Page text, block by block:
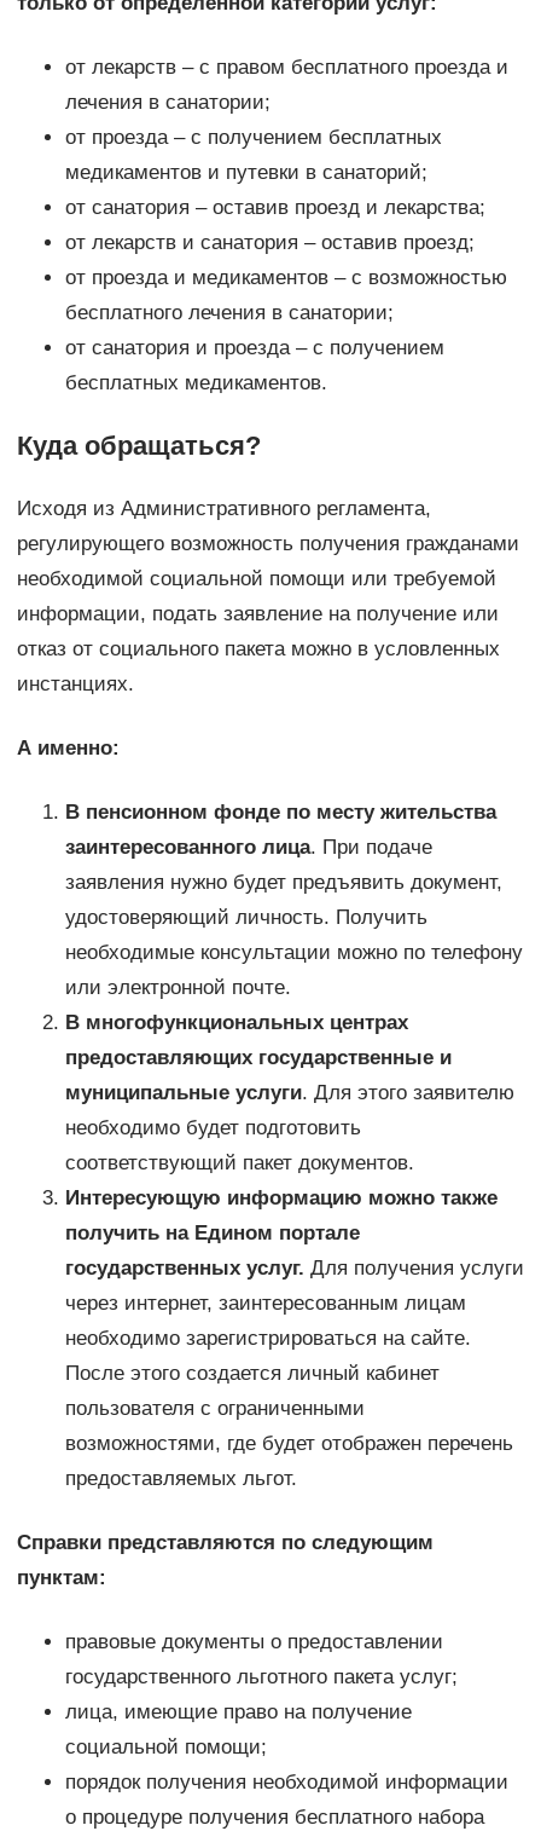
от лекарств – с правом бесплатного проезда и
лечения в санатории;
от проезда – с получением бесплатных
медикаментов и путевки в санаторий;
от санатория – оставив проезд и лекарства;
от лекарств и санатория – оставив проезд;
от проезда и медикаментов – с возможностью
бесплатного лечения в санатории;
от санатория и проезда – с получением
бесплатных медикаментов.
Куда обращаться?
Исходя из Административного регламента,
регулирующего возможность получения гражданами
необходимой социальной помощи или требуемой
информации, подать заявление на получение или
отказ от социального пакета можно в условленных
инстанциях.
А именно:
В пенсионном фонде по месту жительства
заинтересованного лица. При подаче
заявления нужно будет предъявить документ,
удостоверяющий личность. Получить
необходимые консультации можно по телефону
или электронной почте.
В многофункциональных центрах
предоставляющих государственные и
муниципальные услуги. Для этого заявителю
необходимо будет подготовить
соответствующий пакет документов.
Интересующую информацию можно также
получить на Едином портале
государственных услуг. Для получения услуги
через интернет, заинтересованным лицам
необходимо зарегистрироваться на сайте.
После этого создается личный кабинет
пользователя с ограниченными
возможностями, где будет отображен перечень
предоставляемых льгот.
Справки представляются по следующим
пунктам:
правовые документы о предоставлении
государственного льготного пакета услуг;
лица, имеющие право на получение
социальной помощи;
порядок получения необходимой информации
о процедуре получения бесплатного набора